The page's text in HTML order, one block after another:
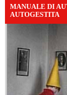
MANUALE DI
AUTOGESTITA